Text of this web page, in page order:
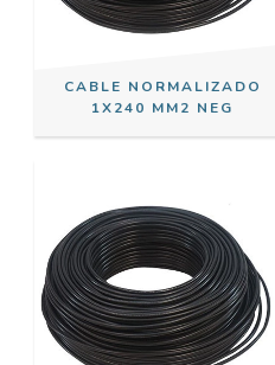
CABLE NORMALIZADO
1X240 MM2 NEG